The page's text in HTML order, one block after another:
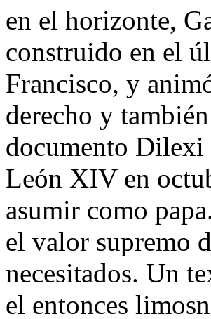
en el horizonte,
construido en el
Francisco, y
derecho y
documento Dilexi
León XIV en
asumir como
el valor supremo
necesitados. Un
el entonces